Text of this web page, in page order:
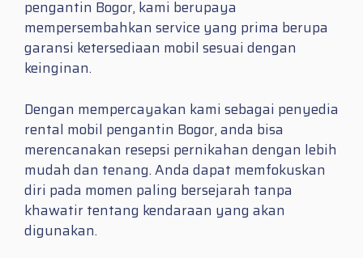
pengantin Bogor, kami berupaya
mempersembahkan service yang prima berupa
garansi ketersediaan mobil sesuai dengan
keinginan.
Dengan mempercayakan kami sebagai penyedia
rental mobil pengantin Bogor, anda bisa
merencanakan resepsi pernikahan dengan lebih
mudah dan tenang. Anda dapat memfokuskan
diri pada momen paling bersejarah tanpa
khawatir tentang kendaraan yang akan
digunakan.